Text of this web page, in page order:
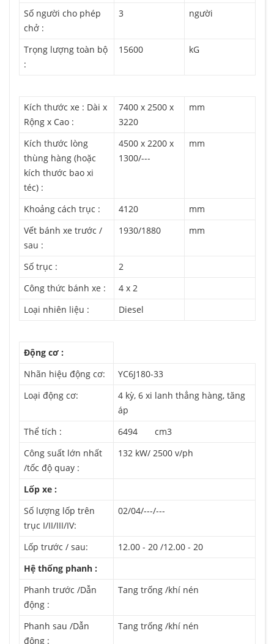
Số người cho phép
chở :
3 người
Trọng lượng toàn bộ
:
15600 kG
Kích thước xe : Dài x
Rộng x Cao :
7400 x 2500 x
3220
mm
Kích thước lòng
thùng hàng (hoặc
kích thước bao xi
téc) :
4500 x 2200 x
1300/---
mm
Khoảng cách trục : 4120
mm
Vết bánh xe trước /
sau :
1930/1880 mm
Số trục :
2
Công thức bánh xe :
4 x 2
Loại nhiên liệu :
Diesel
Động cơ :
Nhãn hiệu động cơ:
YC6J180-33
Loại động cơ:
4 kỳ, 6 xi lanh thẳng hàng, tăng
áp
Thể tích :
6494 cm3
Công suất lớn nhất
/tốc độ quay :
132 kW/ 2500 v/ph
Lốp xe :
Số lượng lốp trên
trục I/II/III/IV:
02/04/---/---
Lốp trước / sau:
12.00 - 20 /12.00 - 20
Hệ thống phanh :
Phanh trước /Dẫn
động :
Tang trống /khí nén
Phanh sau /Dẫn
động :
Tang trống /khí nén